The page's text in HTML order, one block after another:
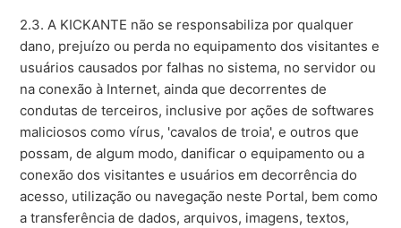
2.3. A KICKANTE não se responsabiliza por qualquer
dano, prejuízo ou perda no equipamento dos visitantes e
usuários causados por falhas no sistema, no servidor ou
na conexão à Internet, ainda que decorrentes de
condutas de terceiros, inclusive por ações de softwares
maliciosos como vírus, 'cavalos de troia', e outros que
possam, de algum modo, danificar o equipamento ou a
conexão dos visitantes e usuários em decorrência do
acesso, utilização ou navegação neste Portal, bem como
a transferência de dados, arquivos, imagens, textos,